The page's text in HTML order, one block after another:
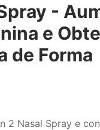
-
e
de Forma
2 Nasal Spray e